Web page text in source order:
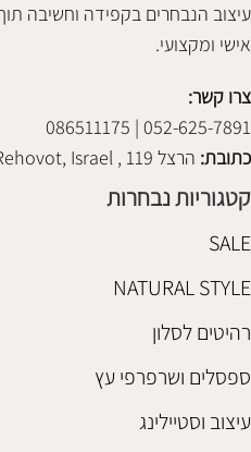
עיצוב הנבחרים בקפידה וחשיבה
אישי ומקצועי.
צרו קשר:
052-625-7891 | 086511175
כתובת: הרצל 119 , Rehovot, Israel
קטגוריות נבחרות
SALE
NATURAL STYLE
רהיטים לסלון
ספסלים ושרפרפי עץ
עיצוב וסטיילינג